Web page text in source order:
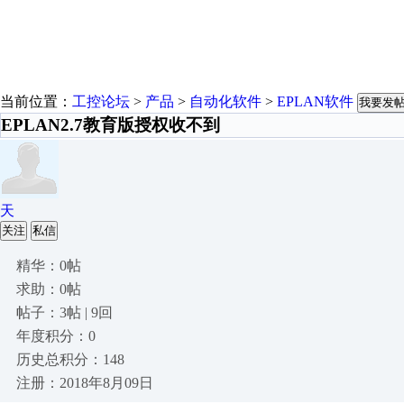
当前位置： 工控论坛 > 产品 > 自动化软件 > EPLAN软件 我要发
EPLAN2.7教育版授权收不到
天
关注 私信
精华：0帖
求助：0帖
帖子：3帖 | 9回
年度积分：0
历史总积分：148
注册：2018年8月09日